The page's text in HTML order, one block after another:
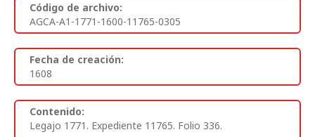
Código de archivo:
AGCA-A1-1771-1600-11765-0305
Fecha de creación:
1608
Contenido:
Legajo 1771. Expediente 11765. Folio 336.